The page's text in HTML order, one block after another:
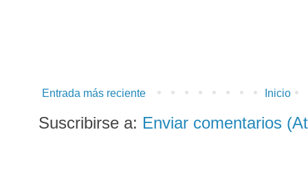
Entrada más reciente Inicio
Suscribirse a: Enviar comentarios